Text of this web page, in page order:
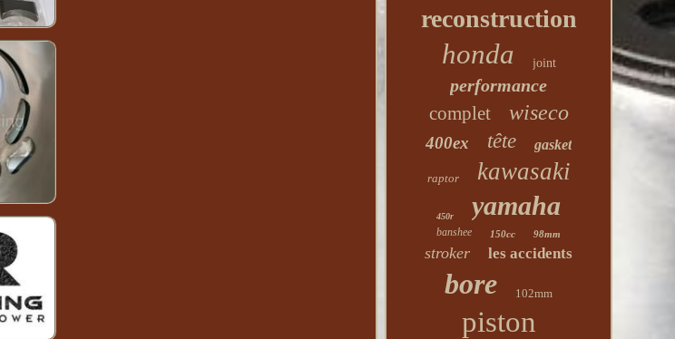
reconstruction
honda joint
performance
complet wiseco
400ex tête gasket
raptor kawasaki
450r yamaha
banshee 150cc 98mm
stroker les accidents
bore 102mm
piston